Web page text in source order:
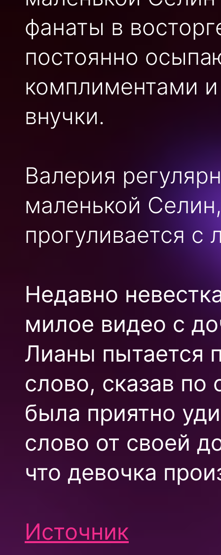
фанаты в
постоянно
комплиментами
внучки.
Валерия
маленькой
прогуливается с
Недавно
милое видео с
Лианы пытается
слово, сказав
была приятно
слово от своей
что девочка
Источник